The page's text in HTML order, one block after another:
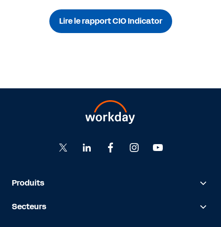
Lire le rapport CIO Indicator
Produits
Secteurs